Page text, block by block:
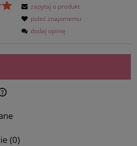
zapytaj o produkt
poleć znajomemu
dodaj opinię
kosztów płatności
(0)